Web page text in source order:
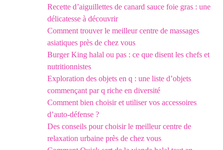
Recette d’aiguillettes de canard sauce foie gras : une
délicatesse à découvrir
Comment trouver le meilleur centre de massages
asiatiques près de chez vous
Burger King halal ou pas : ce que disent les chefs et
nutritionnistes
Exploration des objets en q : une liste d’objets
commençant par q riche en diversité
Comment bien choisir et utiliser vos accessoires
d’auto-défense ?
Des conseils pour choisir le meilleur centre de
relaxation urbaine près de chez vous